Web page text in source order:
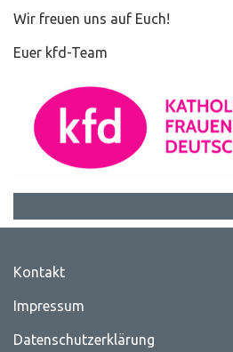
Wir freuen uns auf Euch!
Euer kfd-Team
Kontakt
Impressum
Datenschutzerklärung